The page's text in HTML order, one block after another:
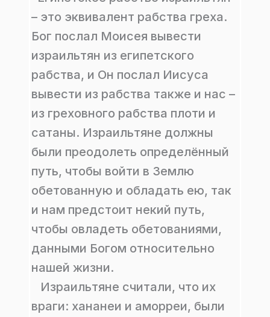
– это эквивалент рабства греха.
Бог послал Моисея вывести
израильтян из египетского
рабства, и Он послал Иисуса
вывести из рабства также и нас –
из греховного рабства плоти и
сатаны. Израильтяне должны
были преодолеть определённый
путь, чтобы войти в Землю
обетованную и обладать ею, так
и нам предстоит некий путь,
чтобы овладеть обетованиями,
данными Богом относительно
нашей жизни.
Израильтяне считали, что их
враги: хананеи и аморреи, были